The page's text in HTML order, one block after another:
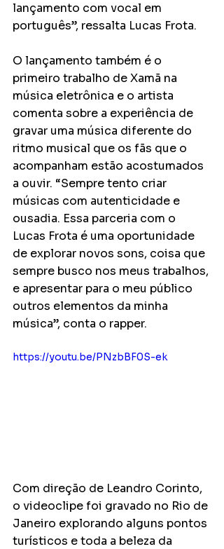
lançamento com vocal em
português”, ressalta Lucas Frota.
O lançamento também é o
primeiro trabalho de Xamã na
música eletrônica e o artista
comenta sobre a experiência de
gravar uma música diferente do
ritmo musical que os fãs que o
acompanham estão acostumados
a ouvir. “Sempre tento criar
músicas com autenticidade e
ousadia. Essa parceria com o
Lucas Frota é uma oportunidade
de explorar novos sons, coisa que
sempre busco nos meus trabalhos,
e apresentar para o meu público
outros elementos da minha
música”, conta o rapper.
https://youtu.be/PNzbBF0S-ek
Com direção de Leandro Corinto,
o videoclipe foi gravado no Rio de
Janeiro explorando alguns pontos
turísticos e toda a beleza da